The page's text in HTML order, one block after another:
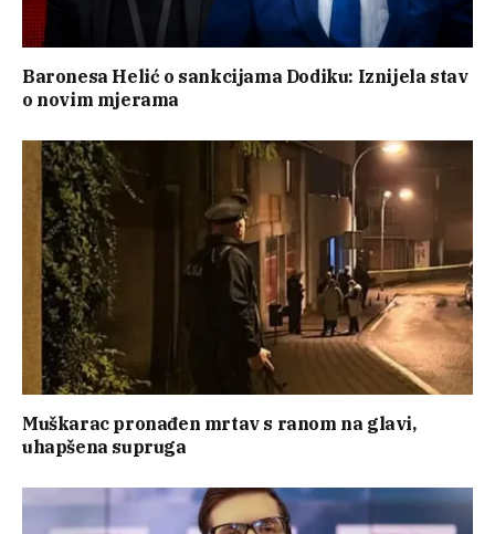
Baronesa Helić o sankcijama Dodiku: Iznijela stav
o novim mjerama
Muškarac pronađen mrtav s ranom na glavi,
uhapšena supruga